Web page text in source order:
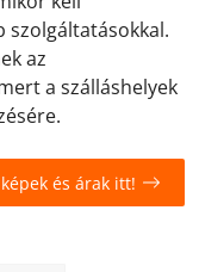
szolgáltatásokkal.
az
a szálláshelyek
és árak itt!